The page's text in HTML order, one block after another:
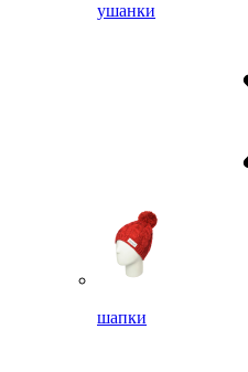
ушанки
шапки